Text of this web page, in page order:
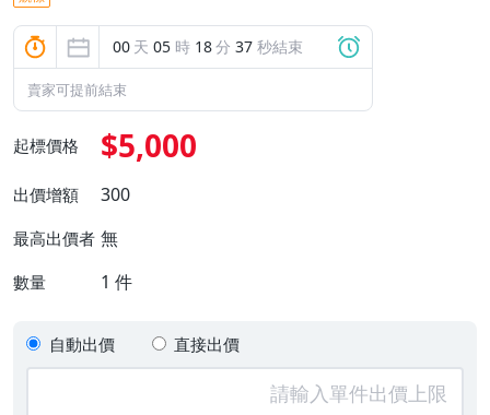
00 天 05 時 18分 36 秒結束
賣家可提前結束
起標價格 $5,000
出價增額 300
最高出價者 無
數量 1 件
自動出價 直接出價